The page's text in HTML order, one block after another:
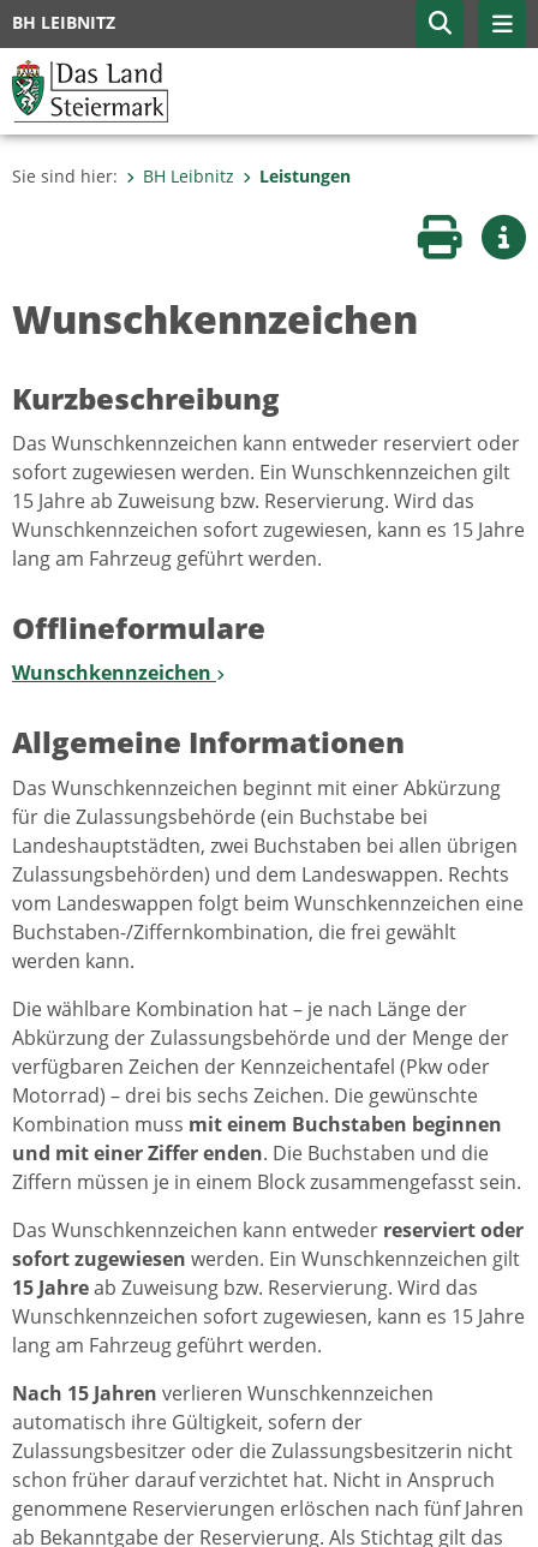
BH LEIBNITZ
Sie sind hier: BH Leibnitz Leistungen
Seite
Wunschkennzeichen
Kurzbeschreibung
Das Wunschkennzeichen kann entweder reserviert oder
sofort zugewiesen werden. Ein Wunschkennzeichen gilt
15 Jahre ab Zuweisung bzw. Reservierung. Wird das
Wunschkennzeichen sofort zugewiesen, kann es 15 Jahre
lang am Fahrzeug geführt werden.
Offlineformulare
Wunschkennzeichen
Allgemeine Informationen
Das Wunschkennzeichen beginnt mit einer Abkürzung
für die Zulassungsbehörde (ein Buchstabe bei
Landeshauptstädten, zwei Buchstaben bei allen übrigen
Zulassungsbehörden) und dem Landeswappen. Rechts
vom Landeswappen folgt beim Wunschkennzeichen eine
Buchstaben-/Ziffernkombination, die frei gewählt
werden kann.
Die wählbare Kombination hat – je nach Länge der
Abkürzung der Zulassungsbehörde und der Menge der
verfügbaren Zeichen der Kennzeichentafel (Pkw oder
Motorrad) – drei bis sechs Zeichen. Die gewünschte
Kombination muss mit einem Buchstaben beginnen
und mit einer Ziffer enden. Die Buchstaben und die
Ziffern müssen je in einem Block zusammengefasst sein.
Das Wunschkennzeichen kann entweder reserviert oder
sofort zugewiesen werden. Ein Wunschkennzeichen gilt
15 Jahreab Zuweisung bzw. Reservierung. Wird das
Wunschkennzeichen sofort zugewiesen, kann es 15 Jahre
lang am Fahrzeug geführt werden.
Nach 15 Jahren verlieren Wunschkennzeichen
automatisch ihre Gültigkeit, sofern der
Zulassungsbesitzer oder die Zulassungsbesitzerin nicht
schon früher darauf verzichtet hat. Nicht in Anspruch
genommene Reservierungen erlöschen nach fünf Jahren
ab Bekanntgabe der Reservierung. Als Stichtag gilt das